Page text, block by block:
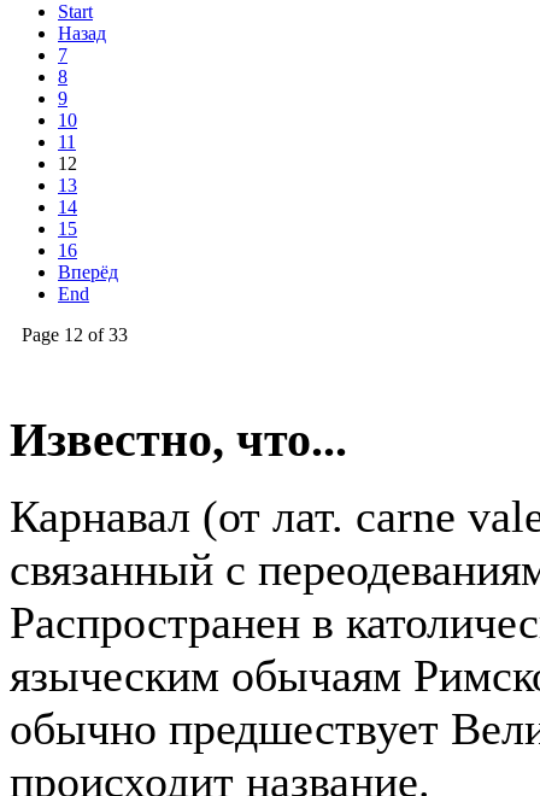
Start
Назад
7
8
9
10
11
12
13
14
15
16
Вперёд
End
Page 12 of 33
Известно, что...
Карнавал (от лат. carne
связанный с
Распространен в
языческим обычаям
обычно предшествует
происходит название.